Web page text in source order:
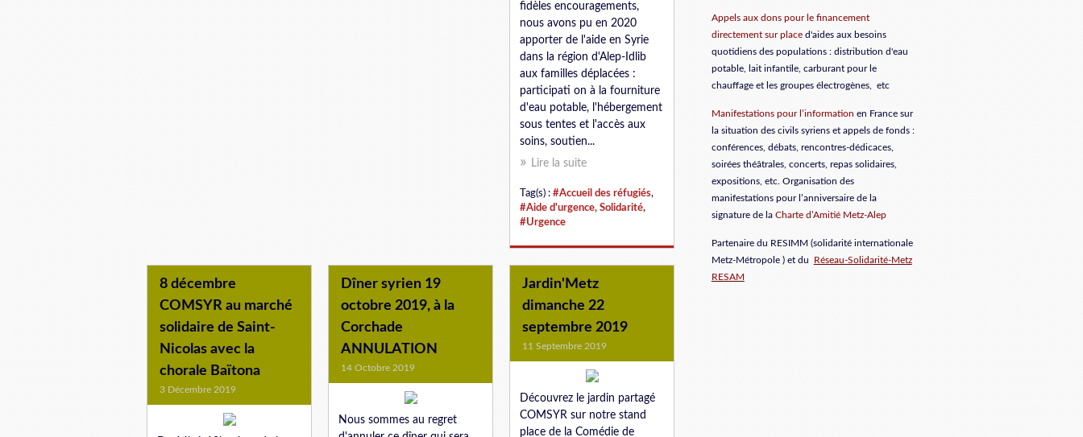
fidèles encouragements,
nous avons pu en 2020
apporter de l'aide en Syrie
dans la région d'Alep-Idlib
aux familles déplacées :
participati on à la fourniture
d'eau potable, l'hébergement
sous tentes et l'accès aux
soins, soutien...
Lire la suite
Tag(s) : #Accueil des réfugiés,
#Aide d'urgence, Solidarité,
#Urgence
8 décembre
COMSYR au marché
solidaire de Saint-
Nicolas avec la
chorale Baïtona
3 Décembre 2019
Dîner syrien 19
octobre 2019, à la
Corchade
ANNULATION
14 Octobre 2019
Nous sommes au regret
Jardin'Metz
dimanche 22
septembre 2019
11 Septembre 2019
Découvrez le jardin partagé
COMSYR sur notre stand
place de la Comédie de
Appels aux dons pour le financement
directement sur placed'aides aux besoins
quotidiens des populations : distribution d'eau
potable, lait infantile, carburant pour le
chauffage et les groupes électrogènes, etc
Manifestations pour l’information en France sur
la situation des civils syriens et appels de fonds :
conférences, débats, rencontres-dédicaces,
soirées théâtrales, concerts, repas solidaires,
expositions, etc. Organisation des
manifestations pour l’anniversaire de la
signature de la Charte d’Amitié Metz-Alep
Partenaire du RESIMM (solidarité internationale
Metz-Métropole ) et du
Réseau-Solidarité-Metz
RESAM